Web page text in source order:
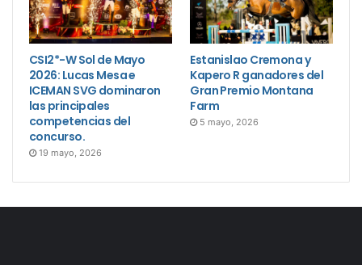
CSI2*-W Sol de Mayo
2026: Lucas Mesa e
ICEMAN SVG dominaron
las principales
competencias del
concurso.
19 mayo, 2026
Estanislao Cremona y
Kapero R ganadores del
Gran Premio Montana
Farm
5 mayo, 2026